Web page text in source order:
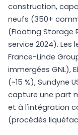
construction,
neufs (350+
(Floating Storage
service 2024).
France-Linde
immergées GNL),
(~15 %), Sundyne
capture une part
et à l'intégration
(procédés